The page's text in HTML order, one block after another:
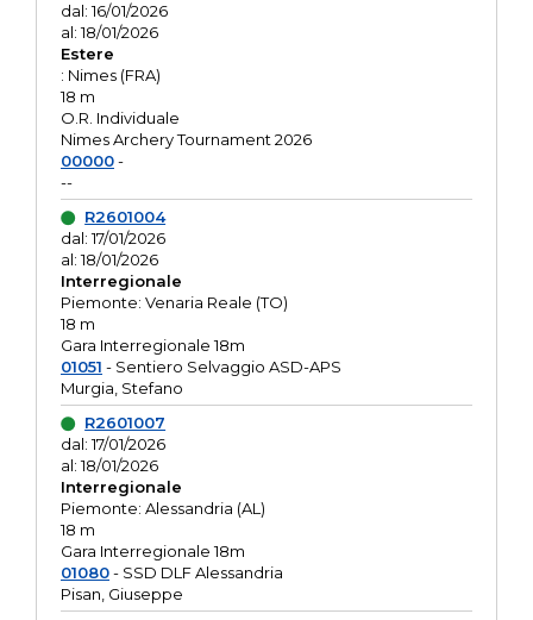
dal: 16/01/2026
al: 18/01/2026
Estere
: Nimes (FRA)
18 m
O.R. Individuale
Nimes Archery Tournament 2026
00000-
--
R2601004
dal: 17/01/2026
al: 18/01/2026
Interregionale
Piemonte: Venaria Reale (TO)
18 m
Gara Interregionale 18m
01051 - Sentiero Selvaggio ASD-APS
Murgia, Stefano
R2601007
dal: 17/01/2026
al: 18/01/2026
Interregionale
Piemonte: Alessandria (AL)
18 m
Gara Interregionale 18m
01080- SSD DLF Alessandria
Pisan, Giuseppe